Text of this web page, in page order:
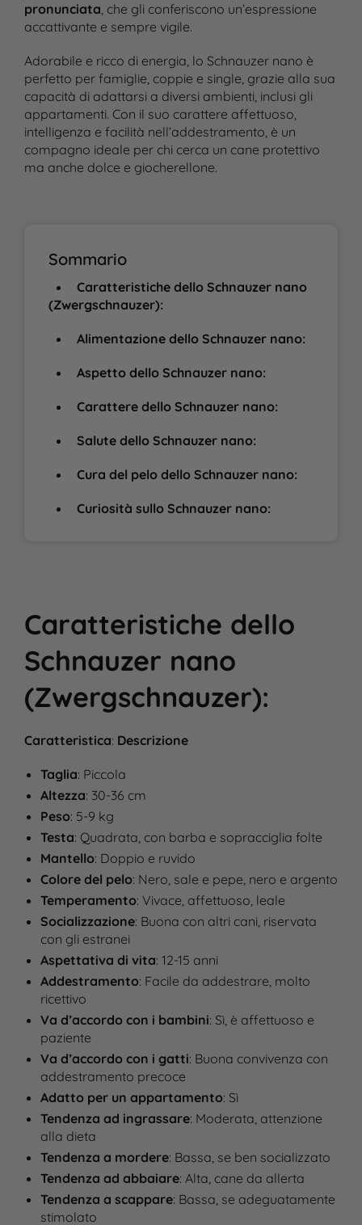
pronunciata, che gli conferiscono un’espressione
accattivante e sempre vigile.
Adorabile e ricco di energia, lo Schnauzer nano è
perfetto per famiglie, coppie e single, grazie alla sua
capacità di adattarsi a diversi ambienti, inclusi gli
appartamenti. Con il suo carattere affettuoso,
intelligenza e facilità nell’addestramento, è un
compagno ideale per chi cerca un cane protettivo
ma anche dolce e giocherellone.
Sommario
Caratteristiche dello Schnauzer nano
(Zwergschnauzer):
Alimentazione dello Schnauzer nano:
Aspetto dello Schnauzer nano:
Carattere dello Schnauzer nano:
Salute dello Schnauzer nano:
Cura del pelo dello Schnauzer nano:
Curiosità sullo Schnauzer nano:
Caratteristiche dello
Schnauzer nano
(Zwergschnauzer):
Caratteristica: Descrizione
Taglia: Piccola
Altezza: 30-36 cm
Peso: 5-9 kg
Testa: Quadrata, con barba e sopracciglia folte
Mantello: Doppio e ruvido
Colore del pelo: Nero, sale e pepe, nero e argento
Temperamento: Vivace, affettuoso, leale
Socializzazione: Buona con altri cani, riservata
con gli estranei
Aspettativa di vita: 12-15 anni
Addestramento: Facile da addestrare, molto
ricettivo
Va d’accordo con i bambini: Sì, è affettuoso e
paziente
Va d’accordo con i gatti: Buona convivenza con
addestramento precoce
Adatto per un appartamento: Sì
Tendenza ad ingrassare: Moderata, attenzione
alla dieta
Tendenza a mordere: Bassa, se ben socializzato
Tendenza ad abbaiare: Alta, cane da allerta
Tendenza a scappare: Bassa, se adeguatamente
stimolato